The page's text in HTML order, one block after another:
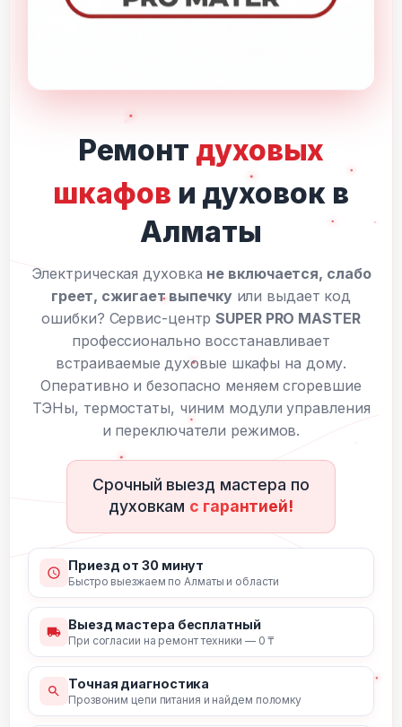
Ремонт духовых
шкафов и духовок в
Алматы
Электрическая духовка не включается, слабо
греет, сжигает выпечкуили выдает код
ошибки? Сервис-центрSUPER PRO MASTER
профессионально восстанавливает
встраиваемые духовые шкафы на дому.
Оперативно и безопасно меняем сгоревшие
ТЭНы, термостаты, чиним модули управления
и переключатели режимов.
Срочный выезд мастера по
духовкам с гарантией!
Приезд от 30 минут
Быстро выезжаем по Алматы и области
Выезд мастера бесплатный
При согласии на ремонт техники — 0 ₸
Точная диагностика
Прозвоним цепи питания и найдем поломку